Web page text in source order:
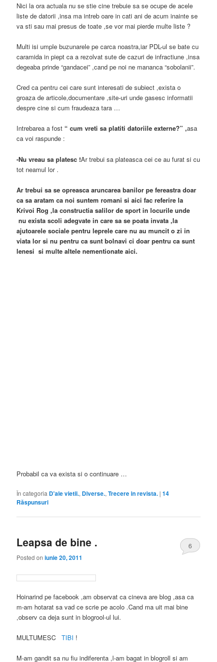
Nici la ora actuala nu se stie cine trebuie sa se ocupe de acele
liste de datorii ,insa ma intreb oare in cati ani de acum inainte se
va sti sau mai presus de toate ,se vor mai pierde multe liste ?
Multi isi umple buzunarele pe carca noastra,iar PDL-ul se bate cu
caramida in piept ca a rezolvat sute de cazuri de infractiune ,insa
degeaba prinde “gandacei” ,cand pe noi ne mananca “sobolanii”.
Cred ca pentru cei care sunt interesati de subiect ,exista o
groaza de articole,documentare ,site-uri unde gasesc informatii
despre cine si cum fraudeaza tara …
Intrebarea a fost “ cum vreti sa platiti datoriile externe?” ,asa
ca voi raspunde :
-Nu vreau sa platesc !Ar trebui sa plateasca cei ce au furat si cu
tot neamul lor .
Ar trebui sa se opreasca aruncarea banilor pe fereastra doar
ca sa aratam ca noi suntem romani si aici fac referire la
Krivoi Rog ,la constructia salilor de sport in locurile unde
nu exista scoli adegvate in care sa se poata invata ,la
ajutoarele sociale pentru leprele care nu au muncit o zi in
viata lor si nu pentru ca sunt bolnavi ci doar pentru ca sunt
lenesi si multe altele nementionate aici.
Probabil ca va exista si o continuare …
În categoria D'ale vietii., Diverse.,Trecere in revista. |14
Răspunsuri
Leapsa de bine .
Posted oniunie 20, 2011
6
Hoinarind pe facebook ,am observat ca cineva are blog ,asa ca
m-am hotarat sa vad ce scrie pe acolo .Cand ma uit mai bine
,observ ca deja sunt in blogrool-ul lui.
MULTUMESC TIBI !
M-am gandit sa nu fiu indiferenta ,l-am bagat in blogroll si am